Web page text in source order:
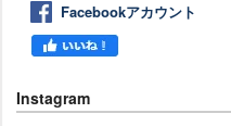
Facebookアカウント
Instagram